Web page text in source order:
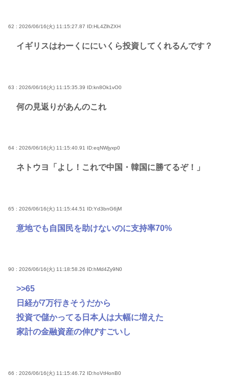
62 : 2026/06/16(火) 11:15:27.87 ID:HL4ZlhZXH
イギリスはわーくににいくら投資してくれるんです？
63 : 2026/06/16(火) 11:15:35.39 ID:kn8Ok1vO0
何の見返りがあんのこれ
64 : 2026/06/16(火) 11:15:40.91 ID:eqNWjyxp0
ネトウヨ「よし！これで中国・韓国に勝てるぞ！」
65 : 2026/06/16(火) 11:15:44.51 ID:Yd3bnG6jM
意地でも自国民を助けないのに支持率70%
90 : 2026/06/16(火) 11:18:58.26 ID:hMd4Zy9N0
>>65
日経が7万行きそうだから
投資で儲かってる日本人は大幅に増えた
家計の金融資産の伸びすごいし
66 : 2026/06/16(火) 11:15:46.72 ID:hoVtHonB0